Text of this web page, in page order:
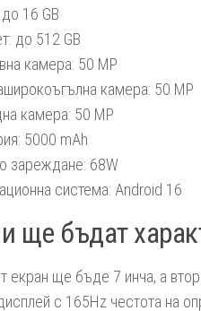
16 GB
до 512 GB
камера: 50 MP
камера: 50 MP
камера: 50 MP
5000 mAh
зареждане: 68W
система: Android 16
ще бъдат
екран ще бъде 7 инча, а
с 165Hz честота на